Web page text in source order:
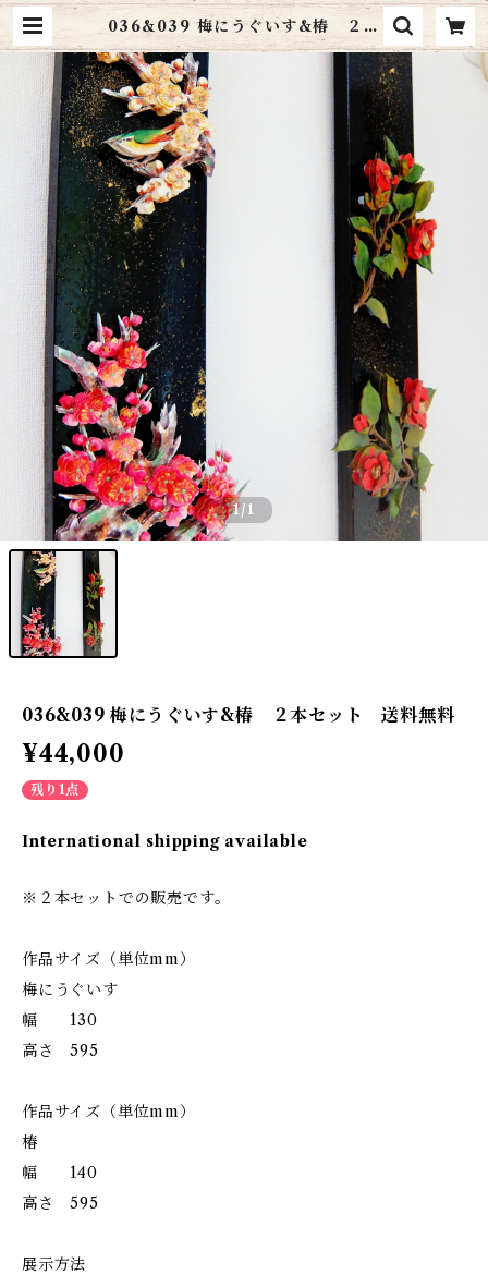
036&039 梅にうぐいす&椿 ２本
セット 送料無料 | art cottage
シャドーボックス通販
1/1
036&039 梅にうぐいす&椿 ２本セット 送料無料
¥44,000
残り1点
International shipping available
※２本セットでの販売です。
作品サイズ（単位mm）
梅にうぐいす
幅 130
高さ 595
作品サイズ（単位mm）
椿
幅 140
高さ 595
展示方法